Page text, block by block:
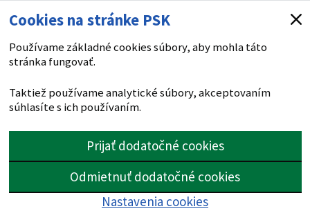
Cookies na stránke PSK
Používame základné cookies súbory, aby mohla táto
stránka fungovať.
Taktiež používame analytické súbory, akceptovaním
súhlasíte s ich používaním.
Prijať dodatočné cookies
Odmietnuť dodatočné cookies
Nastavenia cookies